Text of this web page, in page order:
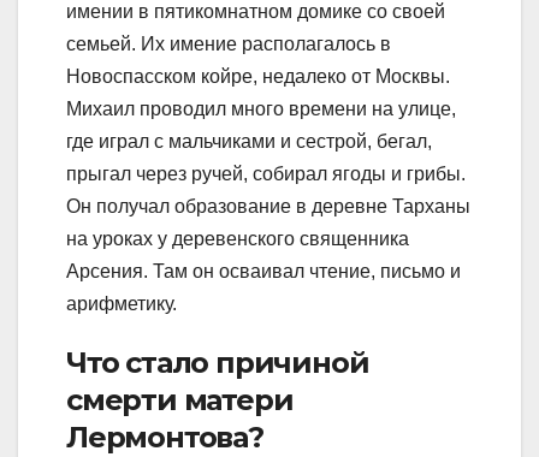
имении в пятикомнатном домике со своей
семьей. Их имение располагалось в
Новоспасском койре, недалеко от Москвы.
Михаил проводил много времени на улице,
где играл с мальчиками и сестрой, бегал,
прыгал через ручей, собирал ягоды и грибы.
Он получал образование в деревне Тарханы
на уроках у деревенского священника
Арсения. Там он осваивал чтение, письмо и
арифметику.
Что стало причиной
смерти матери
Лермонтова?